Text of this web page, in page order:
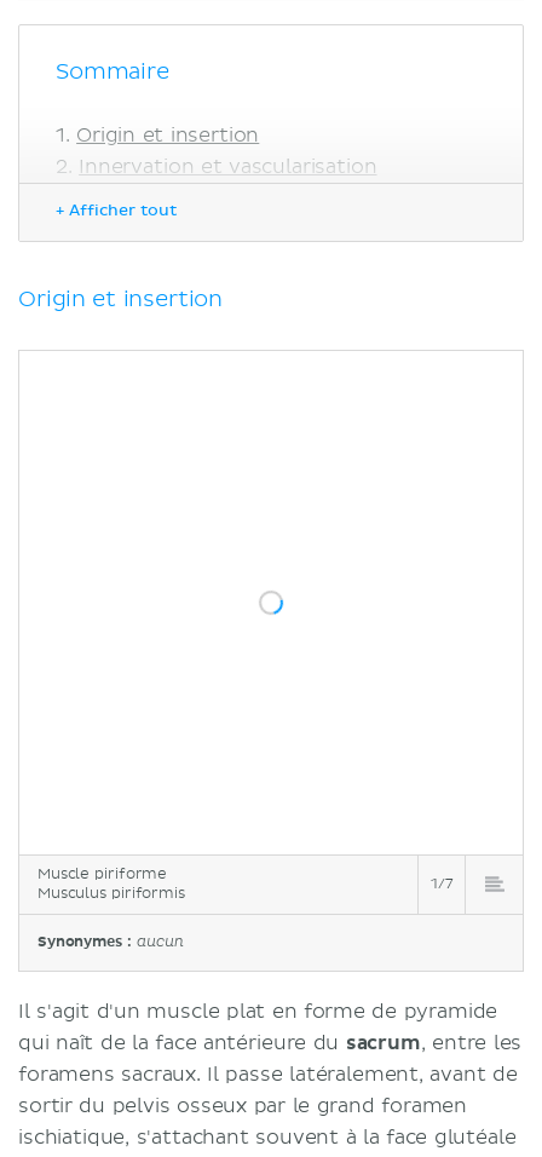
Sommaire
Origin et insertion
Innervation et vascularisation
Variante anatomique
Sources
+ Afficher tout
Origin et insertion
Muscle piriforme
Musculus piriformis
1/7
Synonymes :aucun
Il s'agit d'un muscle plat en forme de pyramide
qui naît de la face antérieure du sacrum, entre les
foramens sacraux. Il passe latéralement, avant de
sortir du pelvis osseux par le grand foramen
ischiatique, s'attachant souvent à la face glutéale